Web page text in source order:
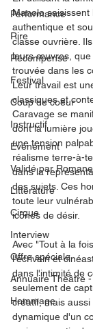
Performance
Rire
Récompense
Festival
Coup de coeur
Instructif
Événement
Validé par
Littérature
Cirque
Interview
Offre spéciale
Annuaire Théâtre
Hommage
Manolo saisissent
authentique et
classe ouvrière.
leurs œuvres, que
trouvée dans les
Leur travail est
classiques et
Caravage se
dont la lumière
une tension
réalisme terre-à-
dans la
des sujets. Ces
toute leur
icônes de désir.
Avec "Tout à la
l'écrivain et
dans l'intimité de
seulement de
créatif, mais
dynamique d'un